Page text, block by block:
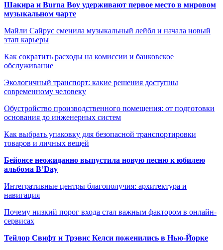
Шакира и Burna Boy удерживают первое место в мировом
музыкальном чарте
Майли Сайрус сменила музыкальный лейбл и начала новый
этап карьеры
Как сократить расходы на комиссии и банковское
обслуживание
Экологичный транспорт: какие решения доступны
современному человеку
Обустройство производственного помещения: от подготовки
основания до инженерных систем
Как выбрать упаковку для безопасной транспортировки
товаров и личных вещей
Бейонсе неожиданно выпустила новую песню к юбилею
альбома B’Day
Интегративные центры благополучия: архитектура и
навигация
Почему низкий порог входа стал важным фактором в онлайн-
сервисах
Тейлор Свифт и Трэвис Келси поженились в Нью-Йорке